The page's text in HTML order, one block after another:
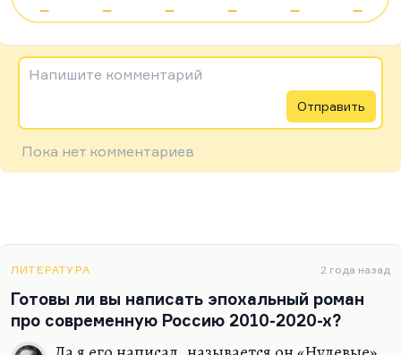
— — — — — —
Напишите комментарий
Отправить
Пока нет комментариев
ЛИТЕРАТУРА 2 года назад
Готовы ли вы написать эпохальный роман
про современную Россию 2010-2020-х?